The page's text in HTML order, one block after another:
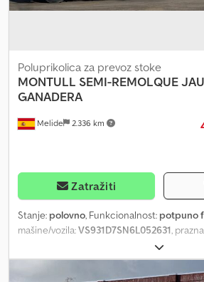
Melide 2.336 km
Poluprikolica za prevoz stoke
MONTULL SEMI-REMOLQUE
GANADERA
Zatražiti
Stanje: polovno, Funkcionalnost: potpuno
mašine/vozila:VS931D7SN6L052631,
, ukupna
konfiguracija osovina:3 osovine,
8.000 kg
, dozvoljeno